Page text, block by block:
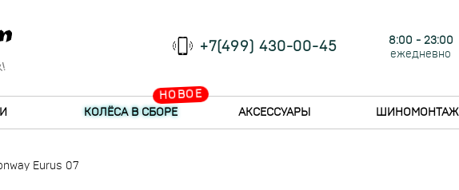
+7(499) 430-00-45
8:00 - 23:00
ежедневно
НОВОЕ
КОЛЁСА В СБОРЕ АКСЕССУАРЫ ШИНОМОНТАЖ
Eurus 07